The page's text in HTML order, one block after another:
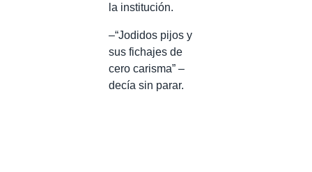
la institución.
–“Jodidos pijos y
sus fichajes de
cero carisma” –
decía sin parar.